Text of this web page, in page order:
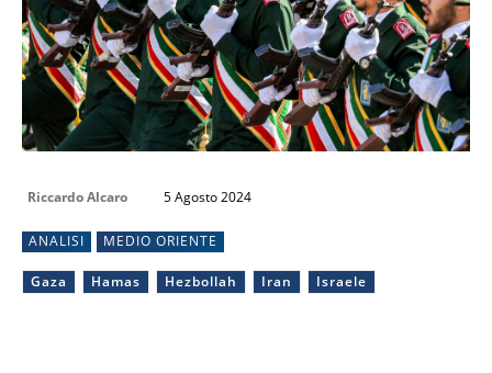
Riccardo Alcaro 5 Agosto 2024
ANALISI MEDIO ORIENTE
Gaza Hamas Hezbollah Iran Israele